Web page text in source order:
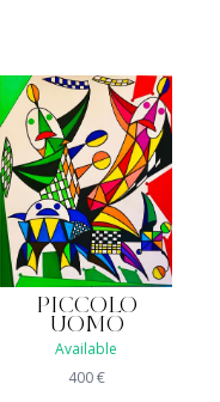
PICCOLO
UOMO
Available
400€